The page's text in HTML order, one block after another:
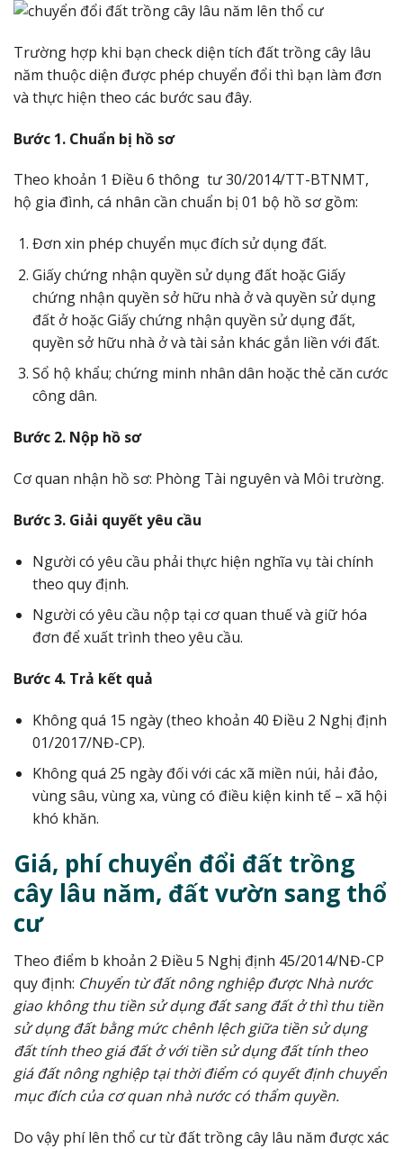
Trường hợp khi bạn check diện tích đất trồng cây lâu
năm thuộc diện được phép chuyển đổi thì bạn làm đơn
và thực hiện theo các bước sau đây.
Bước 1. Chuẩn bị hồ sơ
Theo khoản 1 Điều 6 thông tư 30/2014/TT-BTNMT,
hộ gia đình, cá nhân cần chuẩn bị 01 bộ hồ sơ gồm:
Đơn xin phép chuyển mục đích sử dụng đất.
Giấy chứng nhận quyền sử dụng đất hoặc Giấy
chứng nhận quyền sở hữu nhà ở và quyền sử dụng
đất ở hoặc Giấy chứng nhận quyền sử dụng đất,
quyền sở hữu nhà ở và tài sản khác gắn liền với đất.
Sổ hộ khẩu; chứng minh nhân dân hoặc thẻ căn cước
công dân.
Bước 2. Nộp hồ sơ
Cơ quan nhận hồ sơ: Phòng Tài nguyên và Môi trường.
Bước 3. Giải quyết yêu cầu
Người có yêu cầu phải thực hiện nghĩa vụ tài chính
theo quy định.
Người có yêu cầu nộp tại cơ quan thuế và giữ hóa
đơn để xuất trình theo yêu cầu.
Bước 4. Trả kết quả
Không quá 15 ngày (theo khoản 40 Điều 2 Nghị định
01/2017/NĐ-CP).
Không quá 25 ngày đối với các xã miền núi, hải đảo,
vùng sâu, vùng xa, vùng có điều kiện kinh tế – xã hội
khó khăn.
Giá, phí chuyển đổi đất trồng
cây lâu năm, đất vườn sang thổ
cư
Theo điểm b khoản 2 Điều 5 Nghị định 45/2014/NĐ-CP
quy định: Chuyển từ đất nông nghiệp được Nhà nước
giao không thu tiền sử dụng đất sang đất ở thì thu tiền
sử dụng đất bằng mức chênh lệch giữa tiền sử dụng
đất tính theo giá đất ở với tiền sử dụng đất tính theo
giá đất nông nghiệp tại thời điểm có quyết định chuyển
mục đích của cơ quan nhà nước có thẩm quyền.
Do vậy phí lên thổ cư từ đất trồng cây lâu năm được xác